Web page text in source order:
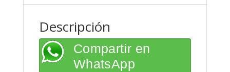
Descripción
Compartir en
WhatsApp